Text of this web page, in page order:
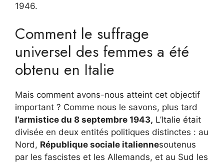
1946.
Comment le suffrage
universel des femmes a été
obtenu en Italie
Mais comment avons-nous atteint cet objectif
important ? Comme nous le savons, plus tard
l’armistice du 8 septembre 1943, L’Italie était
divisée en deux entités politiques distinctes : au
Nord, République sociale italiennesoutenus
par les fascistes et les Allemands, et au Sud les